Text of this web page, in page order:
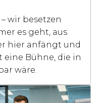
wir besetzen
es geht, aus
hier anfängt und
eine Bühne, die in
wäre.